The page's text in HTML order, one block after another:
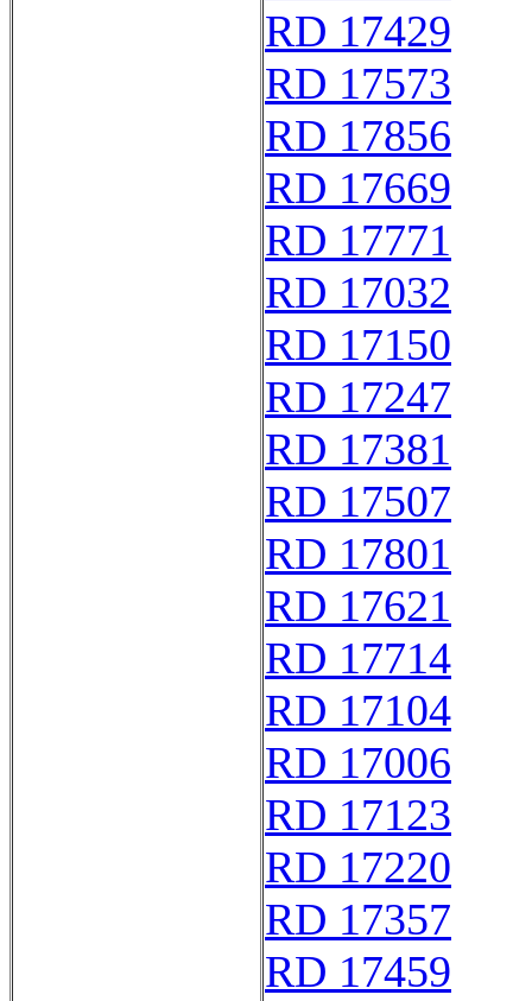
RD 17429
RD 17573
RD 17856
RD 17669
RD 17771
RD 17032
RD 17150
RD 17247
RD 17381
RD 17507
RD 17801
RD 17621
RD 17714
RD 17104
RD 17006
RD 17123
RD 17220
RD 17357
RD 17459